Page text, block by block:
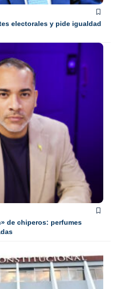
electorales y pide igualdad
de chiperos: perfumes